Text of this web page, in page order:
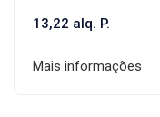
13,22 alq. P.
Mais informações